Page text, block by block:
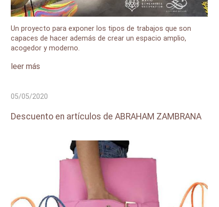
Un proyecto para exponer los tipos de trabajos que son
capaces de hacer además de crear un espacio amplio,
acogedor y moderno.
leer más
05/05/2020
Descuento en artículos de ABRAHAM ZAMBRANA